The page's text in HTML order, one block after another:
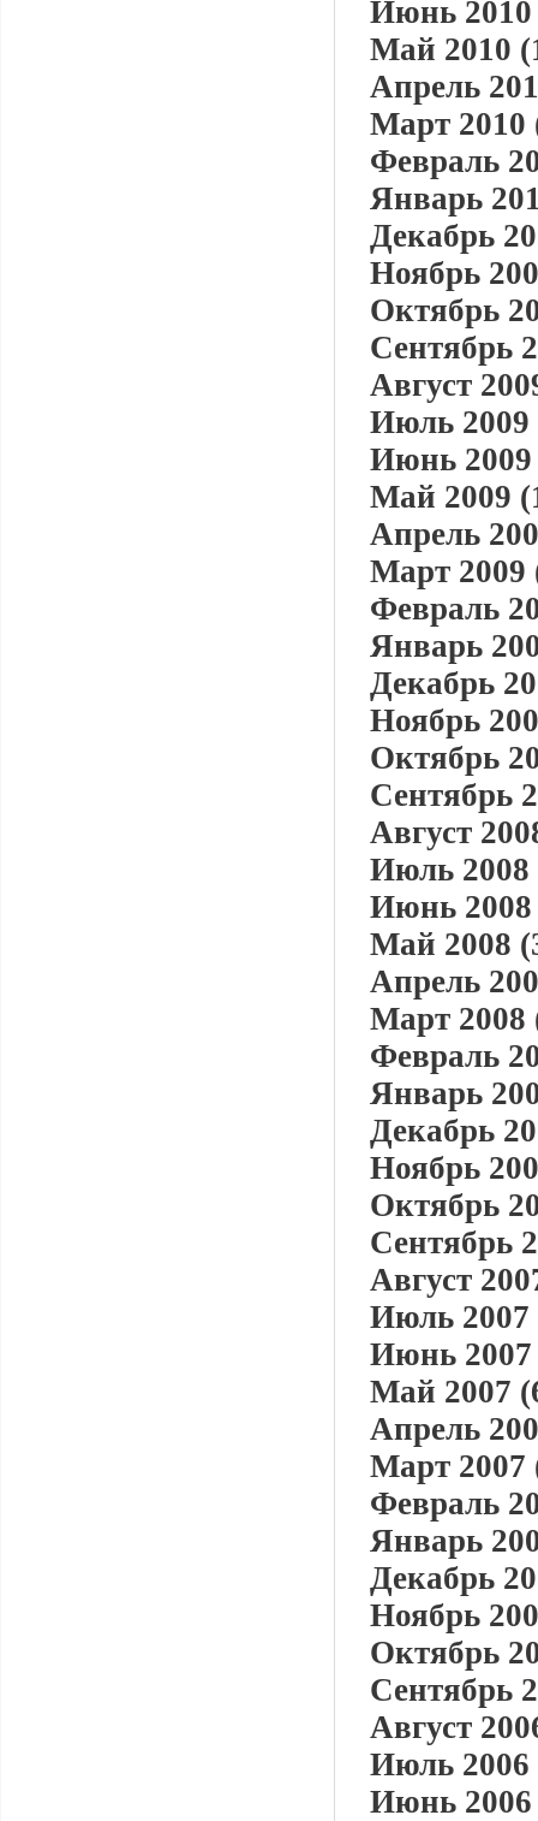
Июнь 2010
Май 2010
Апрель
Март 2010
Февраль
Январь
Декабрь
Ноябрь
Октябрь
Сентябрь
Август
Июль 2009
Июнь 2009
Май 2009
Апрель
Март 2009
Февраль
Январь
Декабрь
Ноябрь
Октябрь
Сентябрь
Август
Июль 2008
Июнь 2008
Май 2008
Апрель
Март 2008
Февраль
Январь
Декабрь
Ноябрь
Октябрь
Сентябрь
Август
Июль 2007
Июнь 2007
Май 2007
Апрель
Март 2007
Февраль
Январь
Декабрь
Ноябрь
Октябрь
Сентябрь
Август
Июль 2006
Июнь 2006